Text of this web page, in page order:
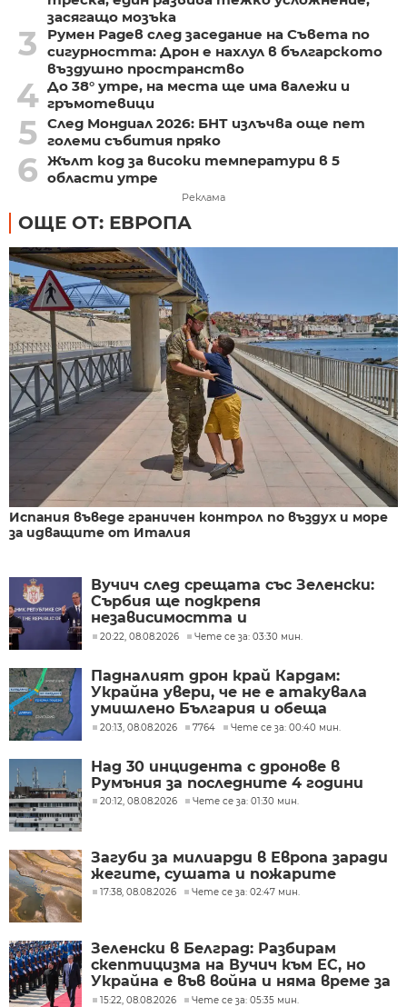
засягащо мозъка
3
Румен Радев след заседание на Съвета по
сигурността: Дрон е нахлул в българското
въздушно пространство
4 До 38° утре, на места ще има валежи и
гръмотевици
5 След Мондиал 2026: БНТ излъчва още пет
големи събития пряко
6 Жълт код за високи температури в 5
области утре
Реклама
ОЩЕ ОТ: ЕВРОПА
Испания въведе граничен контрол по въздух и море
за идващите от Италия
Вучич след срещата със Зеленски:
Сърбия ще подкрепя
независимостта и
териториалната цялост на
20:22, 08.08.2026 Чете се за: 03:30 мин.
Падналият дрон край Кардам:
Украйна увери, че не е атакувала
умишлено България и обеща
разследване
20:13, 08.08.2026 7764 Чете се за: 00:40 мин.
Над 30 инцидента с дронове в
Румъния за последните 4 години
20:12, 08.08.2026 Чете се за: 01:30 мин.
Загуби за милиарди в Европа заради
жегите, сушата и пожарите
17:38, 08.08.2026 Чете се за: 02:47 мин.
Зеленски в Белград: Разбирам
скептицизма на Вучич към ЕС, но
Украйна е във война и няма време за
скептицизъм
15:22, 08.08.2026 Чете се за: 05:35 мин.